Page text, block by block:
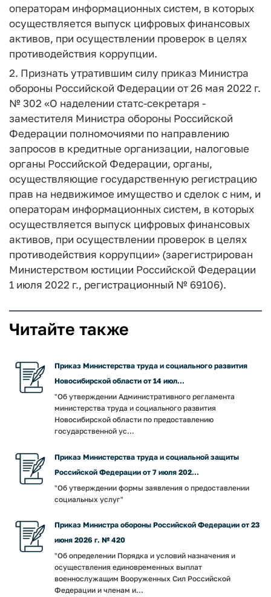
операторам информационных систем, в которых
осуществляется выпуск цифровых финансовых
активов, при осуществлении проверок в целях
противодействия коррупции.
2. Признать утратившим силу приказ Министра
обороны Российской Федерации от 26 мая 2022 г.
№ 302 «О наделении статс-секретаря -
заместителя Министра обороны Российской
Федерации полномочиями по направлению
запросов в кредитные организации, налоговые
органы Российской Федерации, органы,
осуществляющие государственную регистрацию
прав на недвижимое имущество и сделок с ним, и
операторам информационных систем, в которых
осуществляется выпуск цифровых финансовых
активов, при осуществлении проверок в целях
противодействия коррупции» (зарегистрирован
Министерством юстиции Российской Федерации
1 июля 2022 г., регистрационный № 69106).
Читайте также
Приказ Министерства труда и социального развития
Новосибирской области от 14 июл...
"Об утверждении Административного регламента
министерства труда и социального развития
Новосибирской области по предоставлению
государственной ус...
Приказ Министерства труда и социальной защиты
Российской Федерации от 7 июля 202...
"Об утверждении формы заявления о предоставлении
социальных услуг"
Приказ Министра обороны Российской Федерации от 23
июня 2026 г. № 420
"Об определении Порядка и условий назначения и
осуществления единовременных выплат
военнослужащим Вооруженных Сил Российской
Федерации и членам и...